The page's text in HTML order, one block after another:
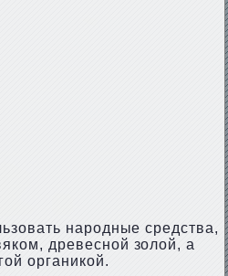
народные средства,
древесной золой, а
органикой.